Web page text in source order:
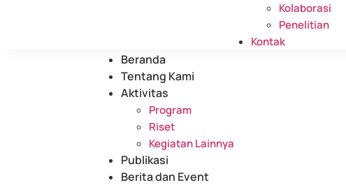
Kolaborasi
Penelitian
Kontak
Beranda
Tentang Kami
Aktivitas
Program
Riset
Kegiatan Lainnya
Publikasi
Berita dan Event